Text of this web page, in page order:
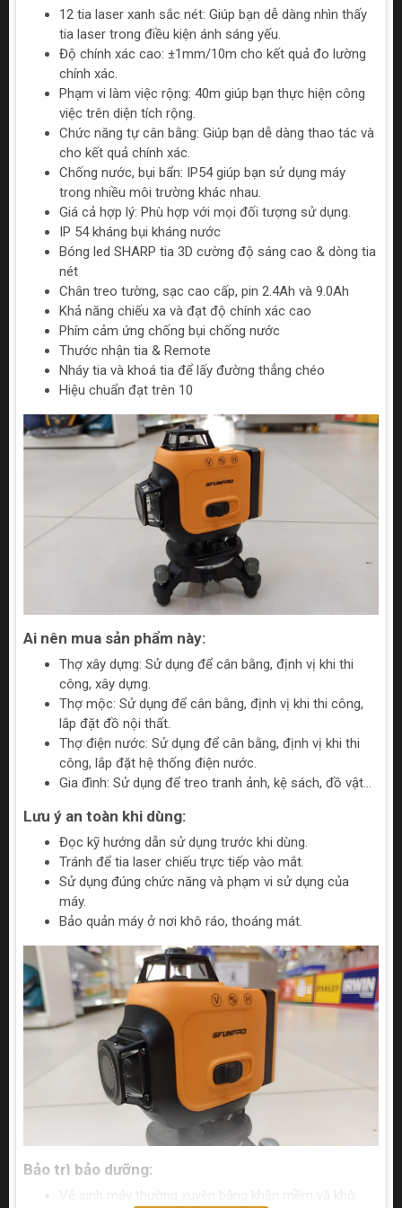
12 tia laser xanh sắc nét: Giúp bạn dễ dàng nhìn thấy
tia laser trong điều kiện ánh sáng yếu.
Độ chính xác cao: ±1mm/10m cho kết quả đo lường
chính xác.
Phạm vi làm việc rộng: 40m giúp bạn thực hiện công
việc trên diện tích rộng.
Chức năng tự cân bằng: Giúp bạn dễ dàng thao tác và
cho kết quả chính xác.
Chống nước, bụi bẩn: IP54 giúp bạn sử dụng máy
trong nhiều môi trường khác nhau.
Giá cả hợp lý: Phù hợp với mọi đối tượng sử dụng.
IP 54 kháng bụi kháng nước
Bóng led SHARP tia 3D cường độ sáng cao & dòng tia
nét
Chân treo tường, sạc cao cấp, pin 2.4Ah và 9.0Ah
Khả năng chiếu xa và đạt độ chính xác cao
Phím cảm ứng chống bụi chống nước
Thước nhận tia & Remote
Nháy tia và khoá tia để lấy đường thẳng chéo
Hiệu chuẩn đạt trên 10
Ai nên mua sản phẩm này:
Thợ xây dựng: Sử dụng để cân bằng, định vị khi thi
công, xây dựng.
Thợ mộc: Sử dụng để cân bằng, định vị khi thi công,
lắp đặt đồ nội thất.
Thợ điện nước: Sử dụng để cân bằng, định vị khi thi
công, lắp đặt hệ thống điện nước.
Gia đình: Sử dụng để treo tranh ảnh, kệ sách, đồ vật...
Lưu ý an toàn khi dùng:
Đọc kỹ hướng dẫn sử dụng trước khi dùng.
Tránh để tia laser chiếu trực tiếp vào mắt.
Sử dụng đúng chức năng và phạm vi sử dụng của
máy.
Bảo quản máy ở nơi khô ráo, thoáng mát.
Bảo trì bảo dưỡng:
Vệ sinh máy thường xuyên bằng khăn mềm và khô.